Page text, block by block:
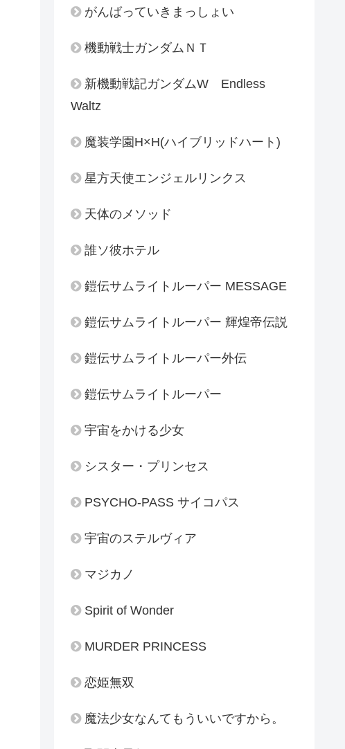
がんばっていきまっしょい
機動戦士ガンダムＮＴ
新機動戦記ガンダムW Endless
Waltz
魔装学園H×H(ハイブリッドハート)
星方天使エンジェルリンクス
天体のメソッド
誰ソ彼ホテル
鎧伝サムライトルーパー MESSAGE
鎧伝サムライトルーパー 輝煌帝伝説
鎧伝サムライトルーパー外伝
鎧伝サムライトルーパー
宇宙をかける少女
シスター・プリンセス
PSYCHO-PASS サイコパス
宇宙のステルヴィア
マジカノ
Spirit of Wonder
MURDER PRINCESS
恋姫無双
魔法少女なんてもういいですから。